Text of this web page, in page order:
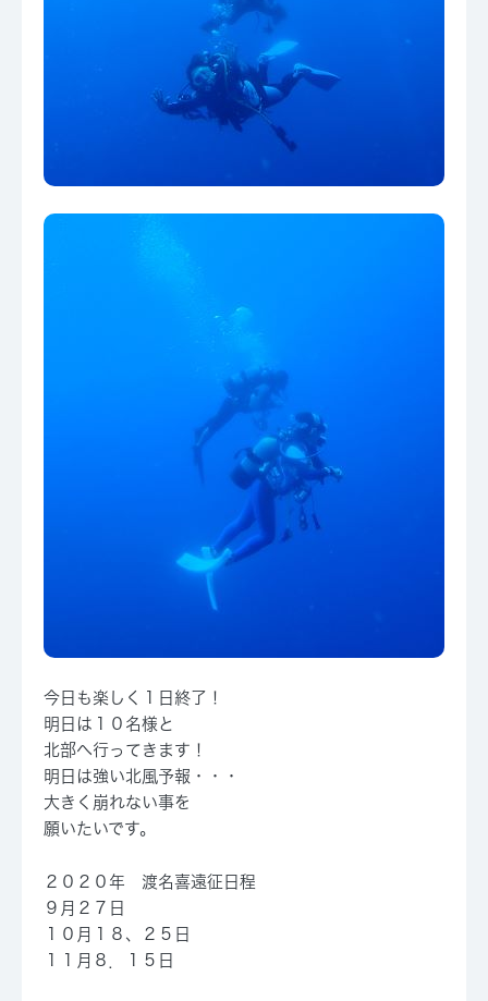
今日も楽しく１日終了！
明日は１０名様と
北部へ行ってきます！
明日は強い北風予報・・・
大きく崩れない事を
願いたいです。
２０２０年 渡名喜遠征日程
９月２７日
１０月１８、２５日
１１月８．１５日